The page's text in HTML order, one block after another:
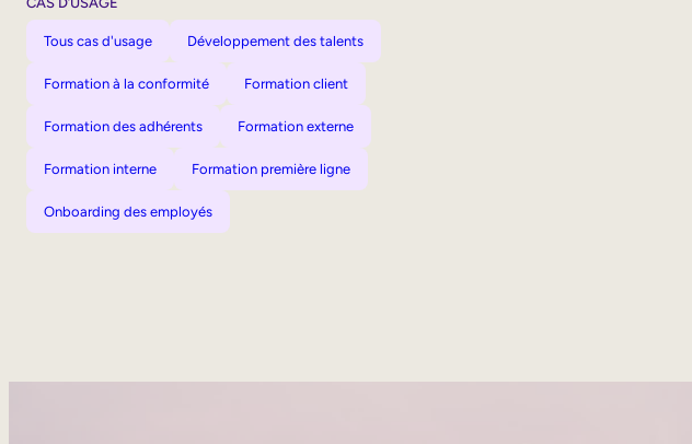
Tous cas d'usage Développement des talents
Formation à la conformité Formation client
Formation des adhérents Formation externe
Formation interne Formation première ligne
Onboarding des employés